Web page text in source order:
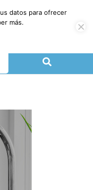
datos para ofrecer
más.